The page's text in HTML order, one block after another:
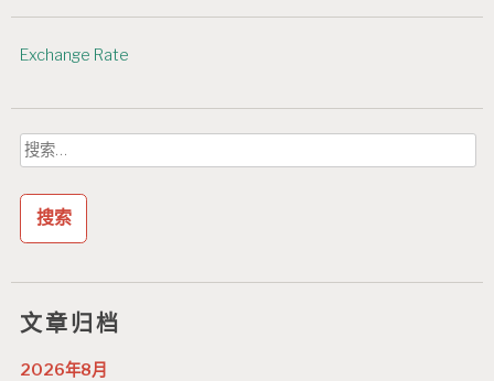
Exchange Rate
搜
索：
文章归档
2026年8月